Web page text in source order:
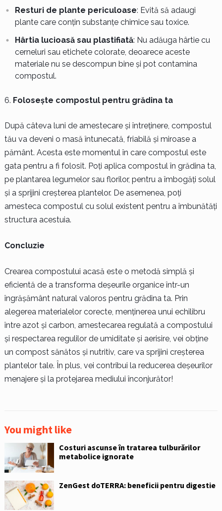
Resturi de plante periculoase: Evită să adaugi
plante care conțin substanțe chimice sau toxice.
Hârtia lucioasă sau plastifiată: Nu adăuga hârtie cu
cerneluri sau etichete colorate, deoarece aceste
materiale nu se descompun bine și pot contamina
compostul.
Folosește compostul pentru grădina ta
După câteva luni de amestecare și întreținere, compostul
tău va deveni o masă întunecată, friabilă și miroase a
pământ. Acesta este momentul în care compostul este
gata pentru a fi folosit. Poți aplica compostul în grădina ta,
pe plantarea legumelor sau florilor, pentru a îmbogăți solul
și a sprijini creșterea plantelor. De asemenea, poți
amesteca compostul cu solul existent pentru a îmbunătăți
structura acestuia.
Concluzie
Crearea compostului acasă este o metodă simplă și
eficientă de a transforma deșeurile organice într-un
îngrășământ natural valoros pentru grădina ta. Prin
alegerea materialelor corecte, menținerea unui echilibru
între azot și carbon, amestecarea regulată a compostului
și respectarea regulilor de umiditate și aerisire, vei obține
un compost sănătos și nutritiv, care va sprijini creșterea
plantelor tale. În plus, vei contribui la reducerea deșeurilor
menajere și la protejarea mediului înconjurător!
You might like
Costuri ascunse în tratarea tulburărilor
metabolice ignorate
ZenGest doTERRA: beneficii pentru digestie